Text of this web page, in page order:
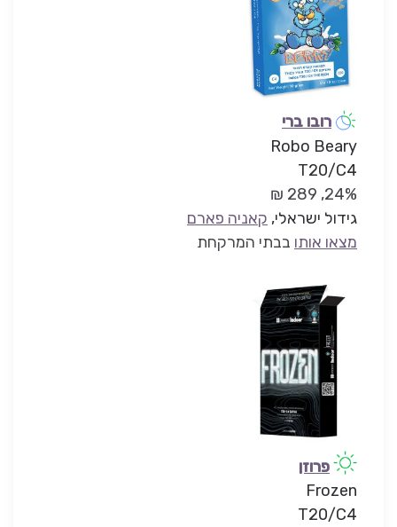
רובו ברי
Robo Beary
T20/C4
24%, 289 ₪
גידול ישראלי, קאניה פארם
מצאו אותו בבתי המרקחת
פרוזן
Frozen
T20/C4